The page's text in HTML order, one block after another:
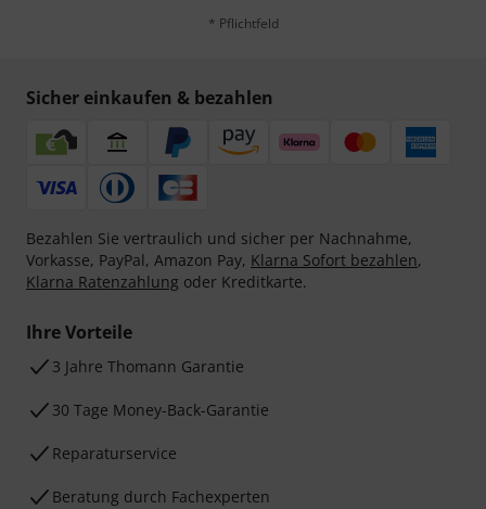
* Pflichtfeld
Sicher einkaufen & bezahlen
Bezahlen Sie vertraulich und sicher per Nachnahme,
Vorkasse, PayPal, Amazon Pay, Klarna Sofort bezahlen,
Klarna Ratenzahlung oder Kreditkarte.
Ihre Vorteile
3 Jahre Thomann Garantie
30 Tage Money-Back-Garantie
Reparaturservice
Beratung durch Fachexperten